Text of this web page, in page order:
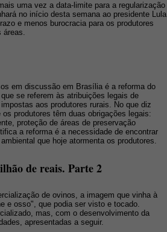
uma vez a data-limite para a regularização
no início desta semana ao presidente Lula
e menos burocracia para os produtores
áreas.
em discussão em Brasília é a reforma do
se referem às atribuições legais de
aos produtores rurais. No que diz
produtores têm duas obrigações legais:
proteção de áreas de preservação
a reforma é a necessidade de encontrar
que hoje atormenta os produtores.
de reais. Parte 2
de ovinos, a imagem que vinha à
e osso", que podia ser visto e tocado.
mas, com o desenvolvimento da
apresentadas a seguir.